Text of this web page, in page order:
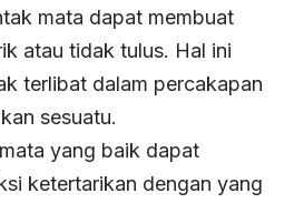
mata dapat membuat
atau tidak tulus. Hal ini
terlibat dalam percakapan
sesuatu.
yang baik dapat
ketertarikan dengan yang